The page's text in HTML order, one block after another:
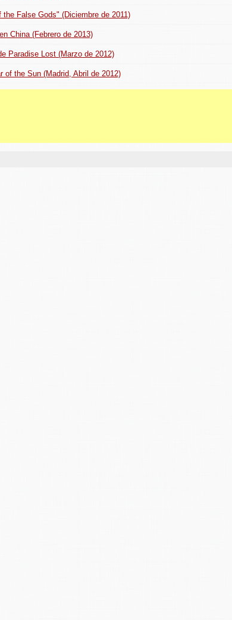
False Gods" (Diciembre de 2011)
China (Febrero de 2013)
Paradise Lost (Marzo de 2012)
of the Sun (Madrid, Abril de 2012)